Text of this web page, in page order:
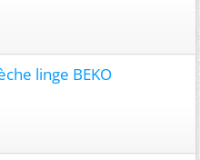
linge BEKO